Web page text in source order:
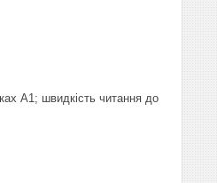
A1; швидкість читання до